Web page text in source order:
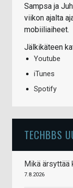
Sampsa ja
viikon ajalta
mobiiliaiheet.
Jälkikäteen
Youtube
iTunes
Spotify
TECHBBS
Mikä
7.8.2026